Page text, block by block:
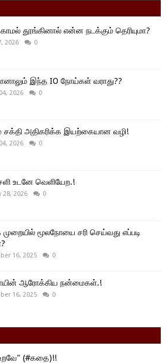
தூங்கினால் என்ன நடக்கும் தெரியுமா?
2026 0
இந்த IO நோய்கள் வராது??
2026 0
அதிகரிக்க இயற்கையான வழி!
2026 0
உடனே வெளியேற.!
28, 2026 0
மூலநோயை சரி செய்வது எப்படி
16, 2025 0
ஆரோக்கிய நன்மைகள்.!
16, 2025 0
(#கதை)!!